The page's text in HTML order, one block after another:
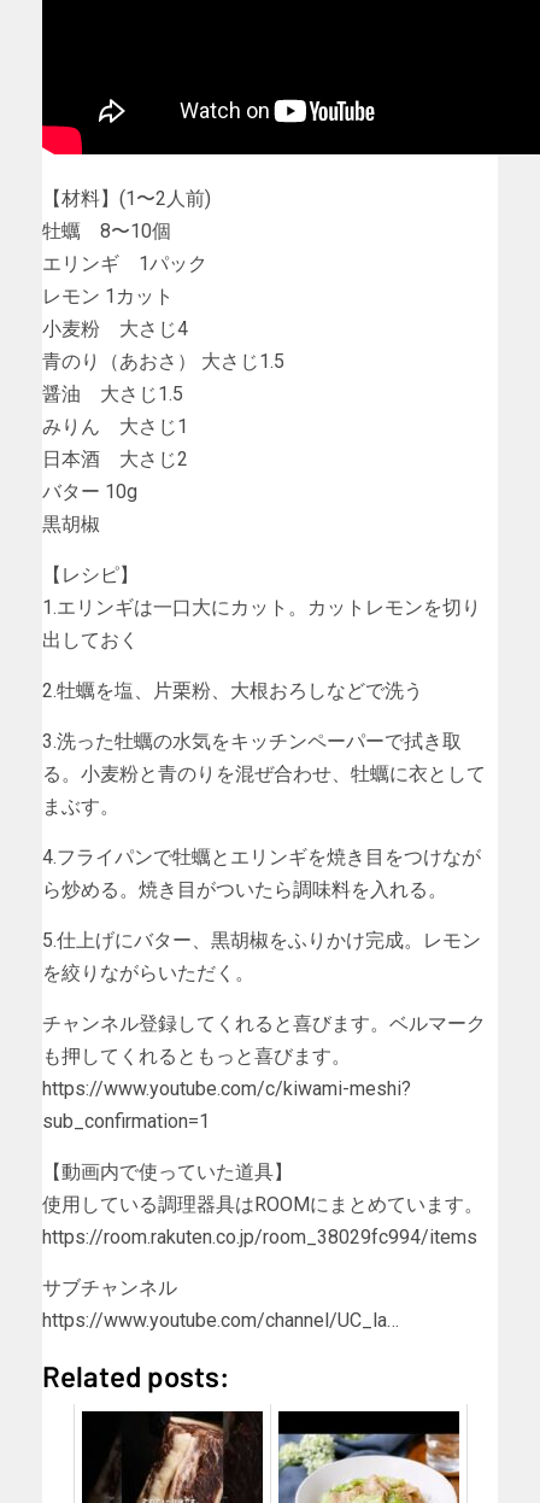
【材料】(1〜2人前)
牡蠣 8〜10個
エリンギ 1パック
レモン 1カット
小麦粉 大さじ4
青のり（あおさ） 大さじ1.5
醤油 大さじ1.5
みりん 大さじ1
日本酒 大さじ2
バター 10g
黒胡椒
【レシピ】
1.エリンギは一口大にカット。カットレモンを切り
出しておく
2.牡蠣を塩、片栗粉、大根おろしなどで洗う
3.洗った牡蠣の水気をキッチンペーパーで拭き取
る。小麦粉と青のりを混ぜ合わせ、牡蠣に衣として
まぶす。
4.フライパンで牡蠣とエリンギを焼き目をつけなが
ら炒める。焼き目がついたら調味料を入れる。
5.仕上げにバター、黒胡椒をふりかけ完成。レモン
を絞りながらいただく。
チャンネル登録してくれると喜びます。ベルマーク
も押してくれるともっと喜びます。
https://www.youtube.com/c/kiwami-meshi?
sub_confirmation=1
【動画内で使っていた道具】
使用している調理器具はROOMにまとめています。
https://room.rakuten.co.jp/room_38029fc994/items
サブチャンネル
https://www.youtube.com/channel/UC_la…
Related posts: